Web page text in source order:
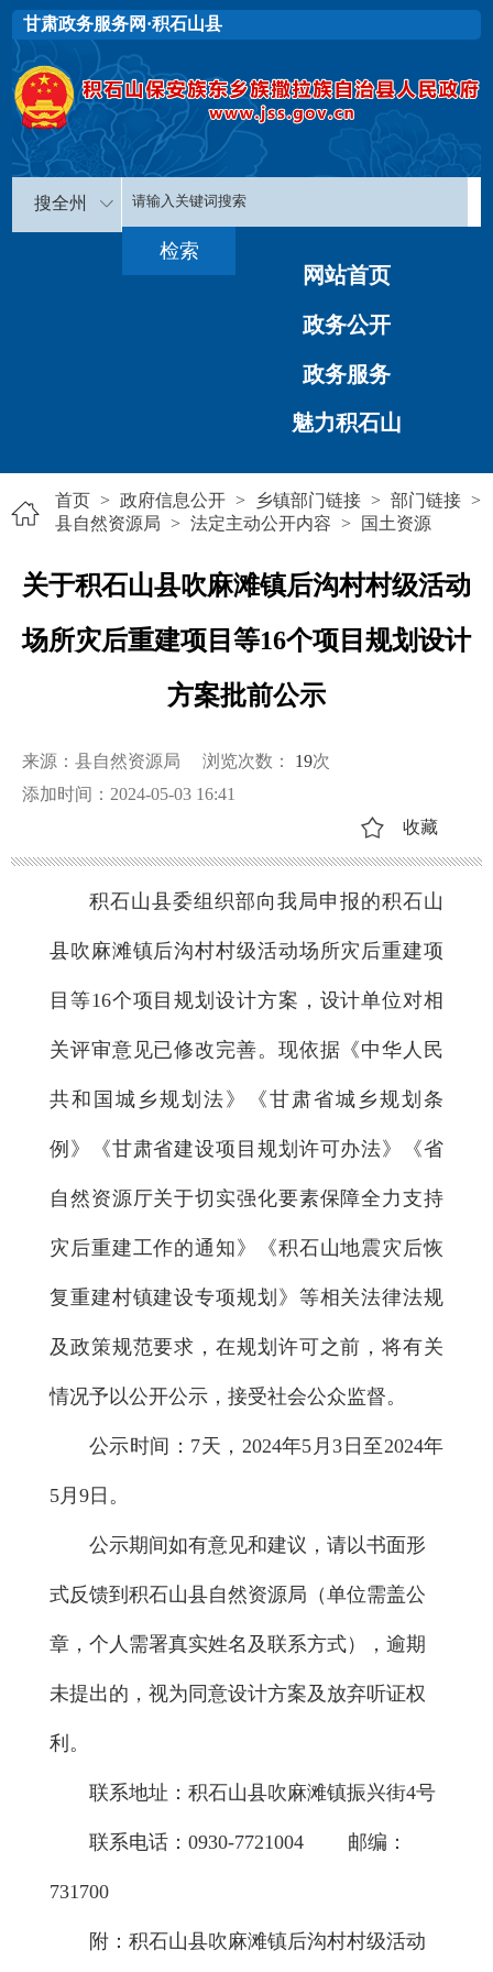
甘肃政务服务网·积石山县
搜全州
网站首页
政务公开
政务服务
魅力积石山
首页 > 政府信息公开 > 乡镇部门链接 > 部门链接 >
县自然资源局 > 法定主动公开内容 > 国土资源
关于积石山县吹麻滩镇后沟村村级活动
场所灾后重建项目等16个项目规划设计
方案批前公示
来源：县自然资源局 浏览次数： 19次
添加时间：2024-05-03 16:41
收藏
积石山县委组织部向我局申报的积石山
县吹麻滩镇后沟村村级活动场所灾后重建项
目等16个项目规划设计方案，设计单位对相
关评审意见已修改完善。现依据《中华人民
共和国城乡规划法》《甘肃省城乡规划条
例》《甘肃省建设项目规划许可办法》《省
自然资源厅关于切实强化要素保障全力支持
灾后重建工作的通知》《积石山地震灾后恢
复重建村镇建设专项规划》等相关法律法规
及政策规范要求，在规划许可之前，将有关
情况予以公开公示，接受社会公众监督。
公示时间：7天，2024年5月3日至2024年
5月9日。
公示期间如有意见和建议，请以书面形
式反馈到积石山县自然资源局（单位需盖公
章，个人需署真实姓名及联系方式），逾期
未提出的，视为同意设计方案及放弃听证权
利。
联系地址：积石山县吹麻滩镇振兴街4号
联系电话：0930-7721004 邮编：
731700
附： 积石山县吹麻滩镇后沟村村级活动